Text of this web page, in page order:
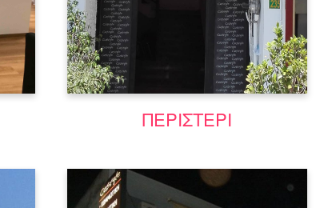
ΠΕΡΙΣΤΕΡΙ
Μάθε περισσότερα